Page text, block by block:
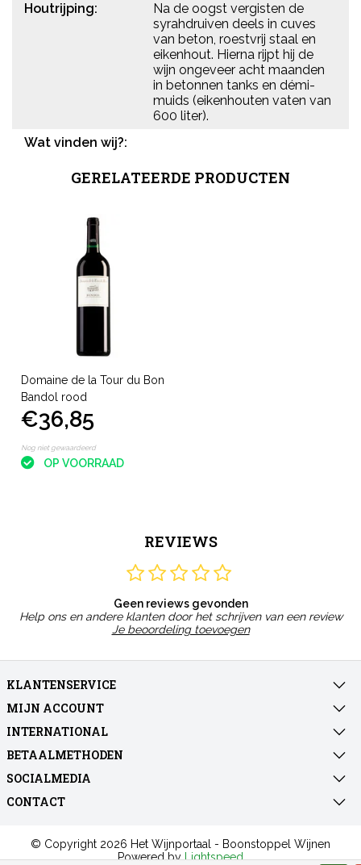
Houtrijping:
Na de oogst vergisten de
syrahdruiven deels in cuves
van beton, roestvrij staal en
eikenhout. Hierna rijpt hij de
wijn ongeveer acht maanden
in betonnen tanks en démi-
muids (eikenhouten vaten van
600 liter).
Wat vinden wij?:
GERELATEERDE PRODUCTEN
Domaine de la Tour du Bon
Bandol rood
€36,85
Nog niet gewaardeerd
OP VOORRAAD
REVIEWS
Geen reviews gevonden
Help ons en andere klanten door het schrijven van een review
Je beoordeling toevoegen
KLANTENSERVICE
MIJN ACCOUNT
INTERNATIONAL
BETAALMETHODEN
SOCIALMEDIA
CONTACT
© Copyright 2026 Het Wijnportaal - Boonstoppel Wijnen
Powered byLightspeed